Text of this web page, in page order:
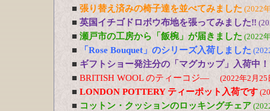
■ 張り替え済みの椅子達を並べてみました (2022
■ 英国イチゴドロボウ布地を張ってみました‼
■ 瀬戸市の工房から「飯椀」が届きました (2022
■ 「Rose Bouquet」のシリーズ入荷しました
■ ギフトショー発注分の「マグカップ」入荷中！
■ BRITISH WOOL のティーコジ― (2022年2月25
■ LONDON POTTERY ティーポット入荷です
■ コットン・クッションのロッキングチェア